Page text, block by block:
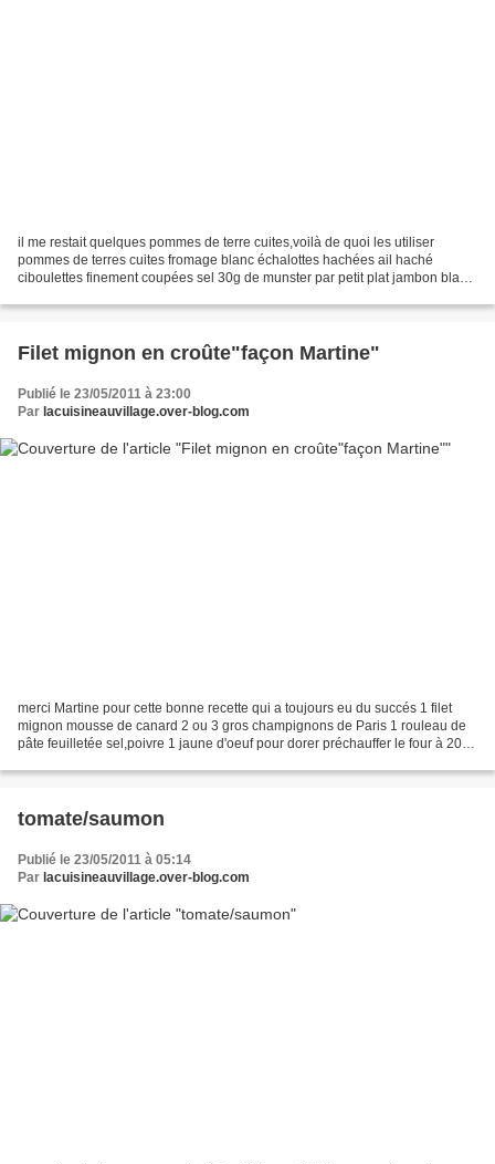
il me restait quelques pommes de terre cuites,voilà de quoi les utiliser
pommes de terres cuites fromage blanc échalottes hachées ail haché
ciboulettes finement coupées sel 30g de munster par petit plat jambon blanc
Filet mignon en croûte"façon Martine"
Publié le 23/05/2011 à 23:00
Par lacuisineauvillage.over-blog.com
merci Martine pour cette bonne recette qui a toujours eu du succés 1 filet
mignon mousse de canard 2 ou 3 gros champignons de Paris 1 rouleau de
pâte feuilletée sel,poivre 1 jaune d'oeuf pour dorer préchauffer le four à 200°
tomate/saumon
Publié le 23/05/2011 à 05:14
Par lacuisineauvillage.over-blog.com